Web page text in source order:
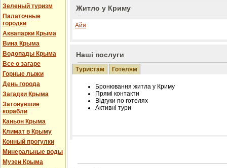
Зеленый туризм
Палаточные
городки
Аквапарки Крыма
Вина Крыма
Водопады Крыма
Все о загаре
Горные лыжи
День города
Загадки Крыма
Затонувшие
корабли
Каньон Крыма
Климат в Крыму
Конный прогулки
Минеральные воды
Музеи Крыма
Житло у Криму
Айя
Наші послуги
Туристам Готелям
Бронювання житла у Криму
Прямі контакти
Відгуки по готелях
Активні тури
Лічільник відвідувачів